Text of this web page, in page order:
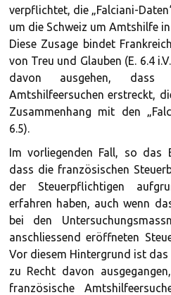
verpflichtet, die „Falciani-
um die Schweiz um Amtshilfe
Diese Zusage bindet
von Treu und Glauben (E. 6.4
davon ausgehen,
Amtshilfeersuchen erstreckt,
Zusammenhang mit den
6.5).
Im vorliegenden Fall, so das
dass die französischen
der Steuerpflichtigen
erfahren haben, auch wenn
bei den
anschliessend eröffneten
Vor diesem Hintergrund ist
zu Recht davon
französische